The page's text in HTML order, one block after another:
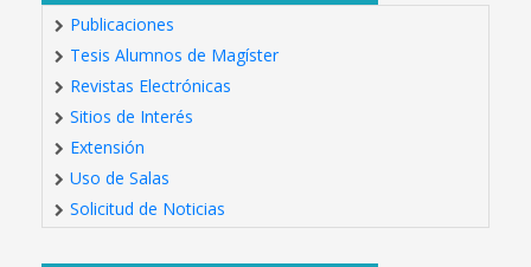
Publicaciones
Tesis Alumnos de Magíster
Revistas Electrónicas
Sitios de Interés
Extensión
Uso de Salas
Solicitud de Noticias